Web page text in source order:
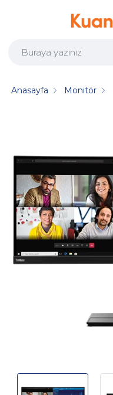
Anasayfa Monitör